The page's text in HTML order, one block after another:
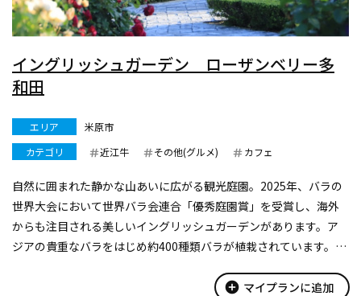
イングリッシュガーデン ローザンベリー多
和田
エリア
米原市
カテゴリ
近江牛 その他(グルメ) カフェ
自然に囲まれた静かな山あいに広がる観光庭園。2025年、バラの
世界大会において世界バラ会連合「優秀庭園賞」を受賞し、海外
からも注目される美しいイングリッシュガーデンがあります。ア
ジアの貴重なバラをはじめ約400種類バラが植栽されています。ク
add_circle マイプランに追加